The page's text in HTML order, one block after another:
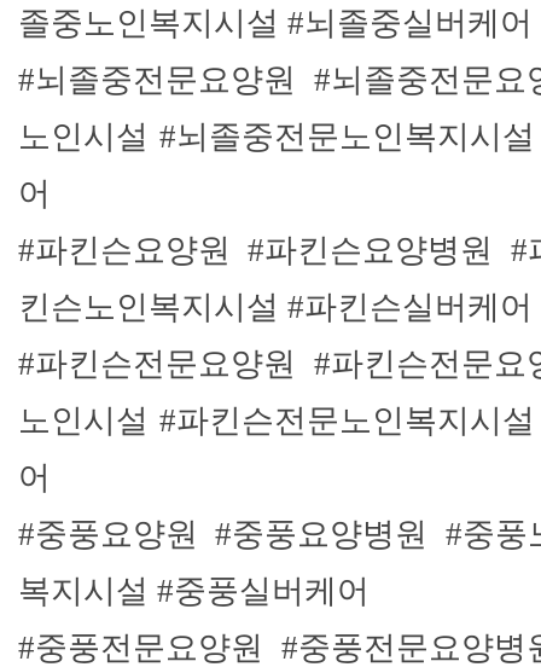
졸중노인복지시설 #뇌졸중실버케어
#뇌졸중전문요양원 #뇌졸중전문
노인시설 #뇌졸중전문노인복지시
어
#파킨슨요양원 #파킨슨요양병원 #
킨슨노인복지시설 #파킨슨실버케어
#파킨슨전문요양원 #파킨슨전문
노인시설 #파킨슨전문노인복지시
어
#중풍요양원 #중풍요양병원 #중풍
복지시설 #중풍실버케어
#중풍전문요양원 #중풍전문요양